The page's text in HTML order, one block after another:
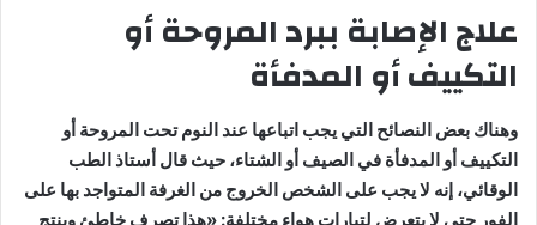
علاج الإصابة ببرد المروحة أو
التكييف أو المدفأة
وهناك بعض النصائح التي يجب اتباعها عند النوم تحت المروحة أو
التكييف أو المدفأة في الصيف أو الشتاء، حيث قال أستاذ الطب
الوقائي، إنه لا يجب على الشخص الخروج من الغرفة المتواجد بها على
الفور حتى لا يتعرض لتيارات هواء مختلفة: «هذا تصرف خاطئ وينتج